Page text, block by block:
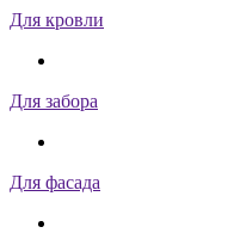
Для кровли
Для забора
Для фасада